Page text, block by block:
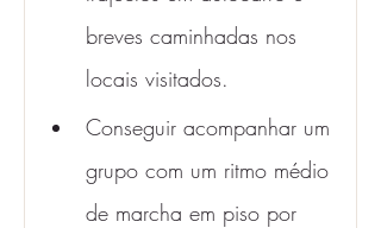
breves caminhadas nos
locais visitados.
Conseguir acompanhar um
grupo com um ritmo médio
de marcha em piso por